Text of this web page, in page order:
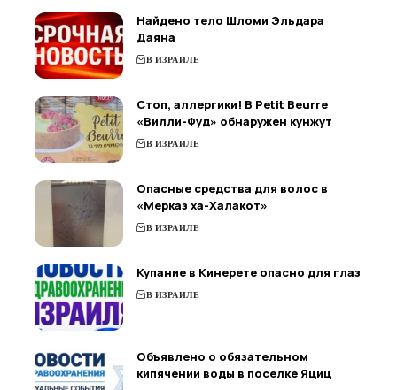
Найдено тело Шломи Эльдара
Даяна
В ИЗРАИЛЕ
Стоп, аллергики! В Petit Beurre
«Вилли-Фуд» обнаружен кунжут
В ИЗРАИЛЕ
Опасные средства для волос в
«Мерказ ха-Халакот»
В ИЗРАИЛЕ
Купание в Кинерете опасно для глаз
В ИЗРАИЛЕ
Объявлено о обязательном
кипячении воды в поселке Яциц